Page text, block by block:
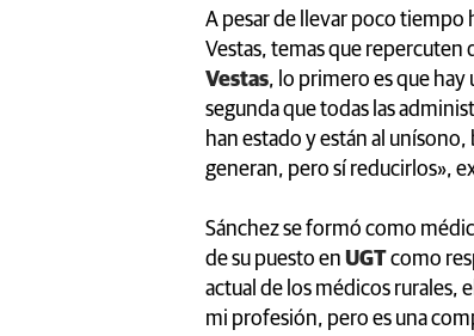
A pesar de llevar poco tiempo
Vestas, temas que repercuten
Vestas, lo primero es que
segunda que todas las
han estado y están al
generan, pero sí reducirlos»,
Sánchez se formó como
de su puesto en UGTcomo
actual de los médicos rurales,
mi profesión, pero es una